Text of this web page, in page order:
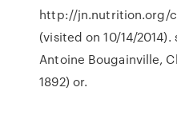
http://jn.nutrition.org/
(visited on 10/14/
Antoine Bougainville,
1892) or.